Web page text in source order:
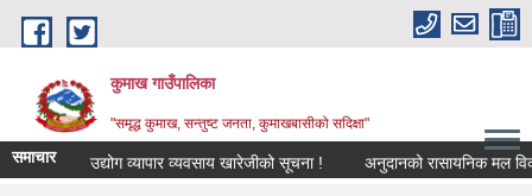
Skip to main content
कुमाख गाउँपालिका
"समृद्ध कुमाख, सन्तुष्ट जनता, कुमाखबासीको सदिक्षा"
समाचार उद्योग व्यापार व्यवसाय खारेजीको सूचना ! अनुदानको रासायनिक मल